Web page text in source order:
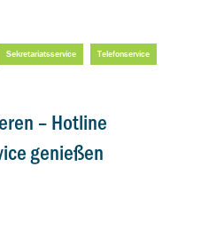
Sekretariatsservice Telefonservice
– Hotline
genießen